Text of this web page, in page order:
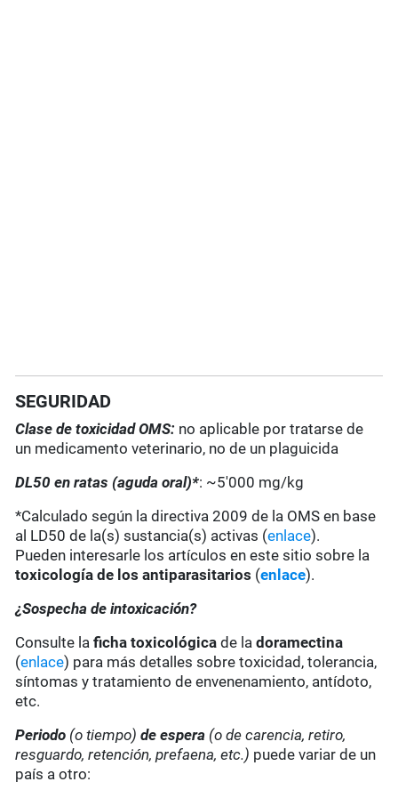
SEGURIDAD
Clase de toxicidad OMS: no aplicable por tratarse de
un medicamento veterinario, no de un plaguicida
DL50 en ratas (aguda oral)*: ~5'000 mg/kg
*Calculado según la directiva 2009 de la OMS en base
al LD50 de la(s) sustancia(s) activas (enlace).
Pueden interesarle los artículos en este sitio sobre la
toxicología de los antiparasitarios (enlace).
¿Sospecha de intoxicación?
Consulte laficha toxicológica de ladoramectina
(enlace) para más detalles sobre toxicidad, tolerancia,
síntomas y tratamiento de envenenamiento, antídoto,
etc.
Periodo (o tiempo) de espera (o de carencia, retiro,
resguardo, retención, prefaena, etc.) puede variar de un
país a otro: